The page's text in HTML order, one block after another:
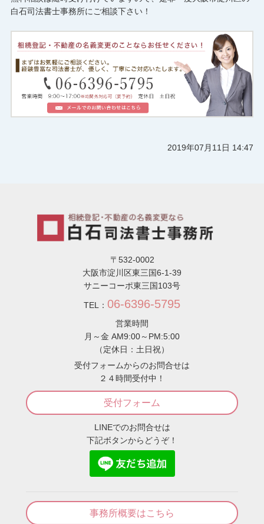
白石司法書士事務所にご相談下さい！
2019年07月11日 14:47
〒532-0002
大阪市淀川区東三国6-1-39
サニーコーポ東三国103号
TEL： 06-6396-5795
営業時間
月～金 AM9:00～PM:5:00
（定休日：土日祝）
受付フォームからのお問合せは
２４時間受付中！
受付フォーム
LINEでのお問合せは
下記ボタンからどうぞ！
事務所概要はこちら